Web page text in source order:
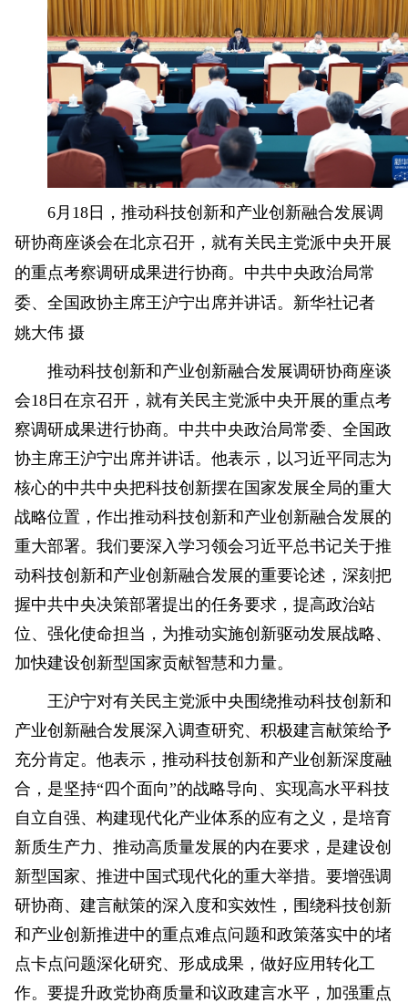
6月18日，推动科技创新和产业创新融合发展调
研协商座谈会在北京召开，就有关民主党派中央开展
的重点考察调研成果进行协商。中共中央政治局常
委、全国政协主席王沪宁出席并讲话。新华社记者
姚大伟 摄
推动科技创新和产业创新融合发展调研协商座谈
会18日在京召开，就有关民主党派中央开展的重点考
察调研成果进行协商。中共中央政治局常委、全国政
协主席王沪宁出席并讲话。他表示，以习近平同志为
核心的中共中央把科技创新摆在国家发展全局的重大
战略位置，作出推动科技创新和产业创新融合发展的
重大部署。我们要深入学习领会习近平总书记关于推
动科技创新和产业创新融合发展的重要论述，深刻把
握中共中央决策部署提出的任务要求，提高政治站
位、强化使命担当，为推动实施创新驱动发展战略、
加快建设创新型国家贡献智慧和力量。
王沪宁对有关民主党派中央围绕推动科技创新和
产业创新融合发展深入调查研究、积极建言献策给予
充分肯定。他表示，推动科技创新和产业创新深度融
合，是坚持“四个面向”的战略导向、实现高水平科技
自立自强、构建现代化产业体系的应有之义，是培育
新质生产力、推动高质量发展的内在要求，是建设创
新型国家、推进中国式现代化的重大举措。要增强调
研协商、建言献策的深入度和实效性，围绕科技创新
和产业创新推进中的重点难点问题和政策落实中的堵
点卡点问题深化研究、形成成果，做好应用转化工
作。要提升政党协商质量和议政建言水平，加强重点